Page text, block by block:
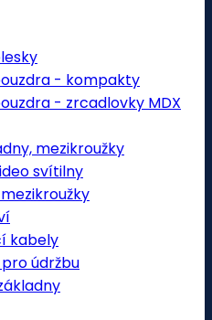
- kompakty
- zrcadlovky MDX
mezikroužky
svítilny
kabely
údržbu